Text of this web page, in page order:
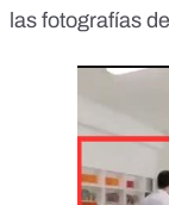
las fotografías